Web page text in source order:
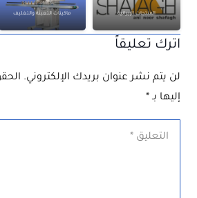
المنتجات الإيرانية ماكينات التعبئة والتغليف
اترك تعليقاً
لن يتم نشر عنوان بريدك الإلكتروني.
إليها بـ*